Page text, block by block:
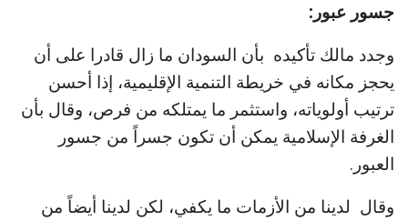
جسور عبور:
وجدد مالك تأكيده بأن السودان ما زال قادرا على أن
يحجز مكانه في خريطة التنمية الإقليمية، إذا أحسن
ترتيب أولوياته، واستثمر ما يمتلكه من فرص، وقال بأن
الغرفة الإسلامية يمكن أن تكون جسراً من جسور
العبور.
وقال لدينا من الأزمات ما يكفي، لكن لدينا أيضاً من